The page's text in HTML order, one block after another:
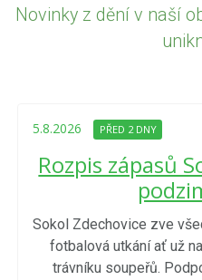
Novinky z dění v naší
5.8.2026 PŘED 2 DNY
Rozpis zápasů
Sokol Zdechovice zve
fotbalová utkání ať už
trávníku soupeřů.